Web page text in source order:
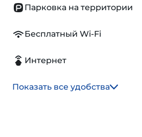
Парковка на территории
Бесплатный Wi-Fi
Интернет
Показать все удобства